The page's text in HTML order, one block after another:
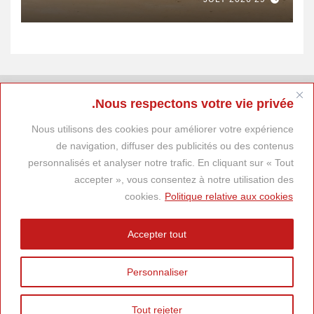
Nous respectons votre vie privée.
Nous utilisons des cookies pour améliorer votre expérience
de navigation, diffuser des publicités ou des contenus
personnalisés et analyser notre trafic. En cliquant sur « Tout
accepter », vous consentez à notre utilisation des
cookies.
Politique relative aux cookies
Personnaliser
Tout rejeter
Accepter tout